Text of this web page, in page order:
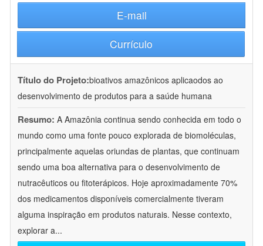
E-mail
Currículo
Título do Projeto:bioativos amazônicos aplicaodos ao
desenvolvimento de produtos para a saúde humana
Resumo: A Amazônia continua sendo conhecida em todo o
mundo como uma fonte pouco explorada de biomoléculas,
principalmente aquelas oriundas de plantas, que continuam
sendo uma boa alternativa para o desenvolvimento de
nutracêuticos ou fitoterápicos. Hoje aproximadamente 70%
dos medicamentos disponíveis comercialmente tiveram
alguma inspiração em produtos naturais. Nesse contexto,
explorar a...